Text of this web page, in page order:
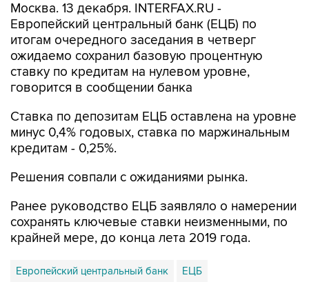
Москва. 13 декабря. INTERFAX.RU -
Европейский центральный банк (ЕЦБ) по
итогам очередного заседания в четверг
ожидаемо сохранил базовую процентную
ставку по кредитам на нулевом уровне,
говорится в сообщении банка
Ставка по депозитам ЕЦБ оставлена на уровне
минус 0,4% годовых, ставка по маржинальным
кредитам - 0,25%.
Решения совпали с ожиданиями рынка.
Ранее руководство ЕЦБ заявляло о намерении
сохранять ключевые ставки неизменными, по
крайней мере, до конца лета 2019 года.
Европейский центральный банк ЕЦБ